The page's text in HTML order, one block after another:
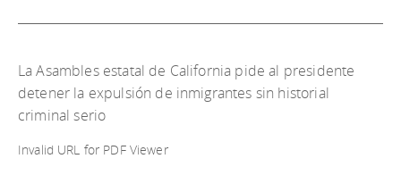
La Asambles estatal de California pide al presidente
detener la expulsión de inmigrantes sin historial
criminal serio
Invalid URL for PDF Viewer